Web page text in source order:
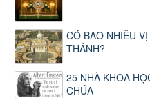
CÓ BAO NHIÊU
THÁNH?
25 NHÀ KHOA
CHÚA